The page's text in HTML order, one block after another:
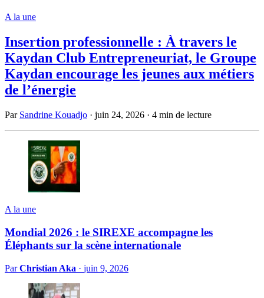
A la une
Insertion professionnelle : À travers le
Kaydan Club Entrepreneuriat, le Groupe
Kaydan encourage les jeunes aux métiers
de l’énergie
Par Sandrine Kouadjo · juin 24, 2026 · 4 min de lecture
A la une
Mondial 2026 : le SIREXE accompagne les
Éléphants sur la scène internationale
ParChristian Aka · juin 9, 2026